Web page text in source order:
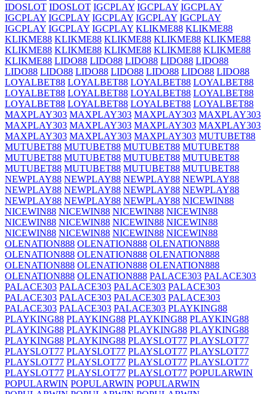
IDOSLOT IDOSLOT IGCPLAY IGCPLAY IGCPLAY
IGCPLAY IGCPLAY IGCPLAY IGCPLAY IGCPLAY
IGCPLAY IGCPLAY IGCPLAY KLIKME88 KLIKME88
KLIKME88 KLIKME88 KLIKME88 KLIKME88 KLIKME88
KLIKME88 KLIKME88 KLIKME88 KLIKME88 KLIKME88
KLIKME88 LIDO88 LIDO88 LIDO88 LIDO88 LIDO88
LIDO88 LIDO88 LIDO88 LIDO88 LIDO88 LIDO88 LIDO88
LOYALBET88 LOYALBET88 LOYALBET88 LOYALBET88
LOYALBET88 LOYALBET88 LOYALBET88 LOYALBET88
LOYALBET88 LOYALBET88 LOYALBET88 LOYALBET88
MAXPLAY303 MAXPLAY303 MAXPLAY303 MAXPLAY303
MAXPLAY303 MAXPLAY303 MAXPLAY303 MAXPLAY303
MAXPLAY303 MAXPLAY303 MAXPLAY303 MUTUBET88
MUTUBET88 MUTUBET88 MUTUBET88 MUTUBET88
MUTUBET88 MUTUBET88 MUTUBET88 MUTUBET88
MUTUBET88 MUTUBET88 MUTUBET88 MUTUBET88
NEWPLAY88 NEWPLAY88 NEWPLAY88 NEWPLAY88
NEWPLAY88 NEWPLAY88 NEWPLAY88 NEWPLAY88
NEWPLAY88 NEWPLAY88 NEWPLAY88 NICEWIN88
NICEWIN88 NICEWIN88 NICEWIN88 NICEWIN88
NICEWIN88 NICEWIN88 NICEWIN88 NICEWIN88
NICEWIN88 NICEWIN88 NICEWIN88 NICEWIN88
OLENATION888 OLENATION888 OLENATION888
OLENATION888 OLENATION888 OLENATION888
OLENATION888 OLENATION888 OLENATION888
OLENATION888 OLENATION888 PALACE303 PALACE303
PALACE303 PALACE303 PALACE303 PALACE303
PALACE303 PALACE303 PALACE303 PALACE303
PALACE303 PALACE303 PALACE303 PLAYKING88
PLAYKING88 PLAYKING88 PLAYKING88 PLAYKING88
PLAYKING88 PLAYKING88 PLAYKING88 PLAYKING88
PLAYKING88 PLAYKING88 PLAYSLOT77 PLAYSLOT77
PLAYSLOT77 PLAYSLOT77 PLAYSLOT77 PLAYSLOT77
PLAYSLOT77 PLAYSLOT77 PLAYSLOT77 PLAYSLOT77
PLAYSLOT77 PLAYSLOT77 PLAYSLOT77 POPULARWIN
POPULARWIN POPULARWIN POPULARWIN